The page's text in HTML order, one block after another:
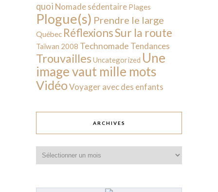
quoi Nomade sédentaire Plages
Plogue(s) Prendre le large
Québec RéflexionsSur la route
Taïwan 2008 Technomade Tendances
Trouvailles Uncategorized Une
image vaut mille mots
VidéoVoyager avec des enfants
ARCHIVES